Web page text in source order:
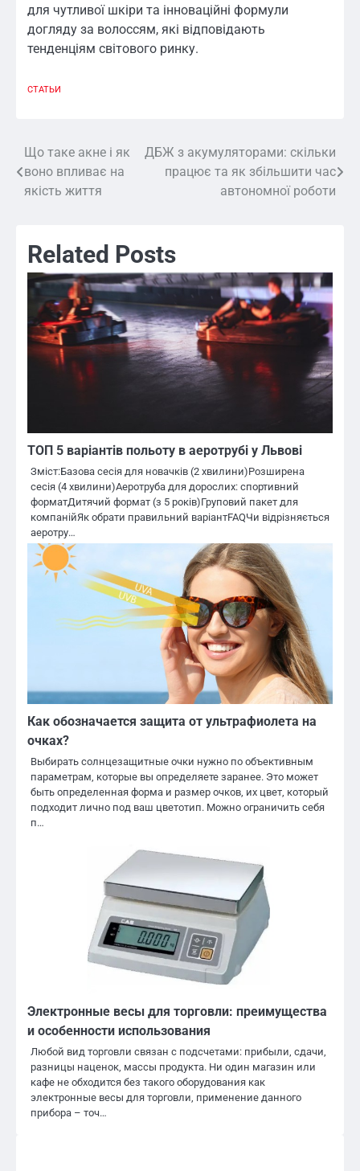
для чутливої шкіри та інноваційні формули
догляду за волоссям, які відповідають
тенденціям світового ринку.
СТАТЬИ
Навигация
по
Що таке акне і як
воно впливає на
якість життя
ДБЖ з акумуляторами: скільки
працює та як збільшити час
автономної роботи
Related Posts
ТОП 5 варіантів польоту в аеротрубі у Львові
Зміст:Базова сесія для новачків (2 хвилини)Розширена
сесія (4 хвилини)Аеротруба для дорослих: спортивний
форматДитячий формат (з 5 років)Груповий пакет для
компанійЯк обрати правильний варіантFAQЧи відрізняється
аеротру…
Как обозначается защита от ультрафиолета на
очках?
Выбирать солнцезащитные очки нужно по объективным
параметрам, которые вы определяете заранее. Это может
быть определенная форма и размер очков, их цвет, который
подходит лично под ваш цветотип. Можно ограничить себя
п…
Электронные весы для торговли: преимущества
и особенности использования
Любой вид торговли связан с подсчетами: прибыли, сдачи,
разницы наценок, массы продукта. Ни один магазин или
кафе не обходится без такого оборудования как
электронные весы для торговли, применение данного
прибора – точ…